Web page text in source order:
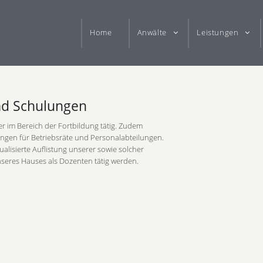
Home Anwälte Leistungen
Schulungen
im Bereich der Fortbildung tätig. Zudem
für Betriebsräte und Personalabteilungen.
Auflistung unserer sowie solcher
Hauses als Dozenten tätig werden.